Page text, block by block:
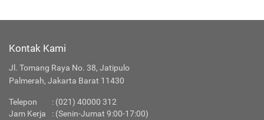
Kontak Kami
Jl. Tomang Raya No. 38, Jatipulo
Palmerah, Jakarta Barat 11430
Telepon : (021) 40000 312
Jam Kerja
: (Senin-Jumat 9:00-17:00)